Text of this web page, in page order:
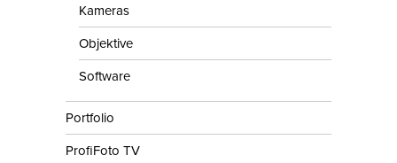
Kameras
Objektive
Software
Portfolio
ProfiFoto TV